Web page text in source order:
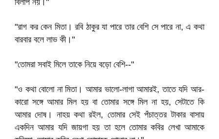
বিলাপ নয়।"
"রাগ কর কেন মিতা। রবি ঠাকুর যা পারে তার বেশি সে পারে না, এ কথা
বারবার বলে লাভ কী।"
"তোমরা সবাই মিলে তাকে নিয়ে বড়ো বেশি--"
"ও কথা বোলো না মিতা। আমার ভালো-লাগা আমারই, তাতে যদি আর-
কারো সঙ্গে আমার মিল হয় বা তোমার সঙ্গে মিল না হয়, সেটাতে কি
আমার দোষ। নাহয় কথা রইল, তোমার সেই পঁচাত্তর টাকার বাসায়
একদিন আমার যদি জায়গা হয় তা হলে তোমার কবির লেখা আমাকে